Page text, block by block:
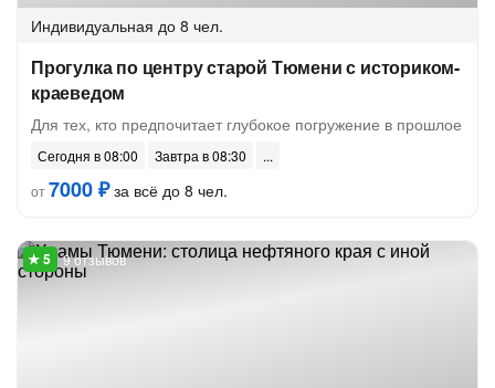
Индивидуальная до 8 чел.
Прогулка по центру старой Тюмени с историком-
краеведом
Для тех, кто предпочитает глубокое погружение в прошлое
Сегодня в 08:00
Завтра в 08:30
от7000 ₽за всё до 8 чел.
9 отзывов